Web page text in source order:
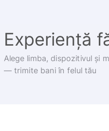
Experiență
Alege limba, dispozitivul și
— trimite bani în felul tău